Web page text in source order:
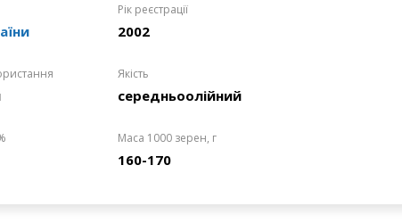
Рік реєстрації
2002
Якість
середньоолійний
Маса 1000 зерен, г
160-170